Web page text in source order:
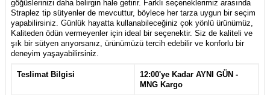
göğüslerinizi daha belirgin hale getirir. Farklı seçeneklerimiz arasında
Straplez tip sütyenler de mevcuttur, böylece her tarza uygun bir seçim
yapabilirsiniz. Günlük hayatta kullanabileceğiniz çok yönlü ürünümüz,
Kaliteden ödün vermeyenler için ideal bir seçenektir. Siz de kaliteli ve
şık bir sütyen arıyorsanız, ürünümüzü tercih edebilir ve konforlu bir
deneyim yaşayabilirsiniz.
Teslimat Bilgisi
12:00'ye Kadar AYNI GÜN -
MNG Kargo